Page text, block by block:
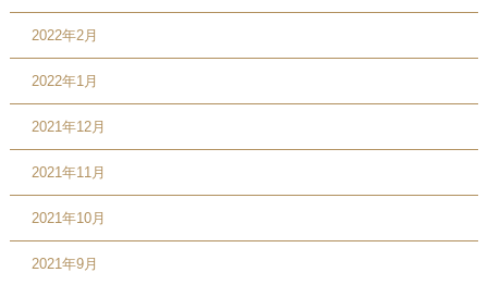
2022年2月
2022年1月
2021年12月
2021年11月
2021年10月
2021年9月